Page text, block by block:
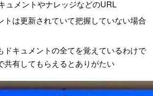
ュメントやナレッジなどのURL
トは更新されていて把握していない場合
ドキュメントの全てを覚えているわけで
共有してもらえるとありがたい